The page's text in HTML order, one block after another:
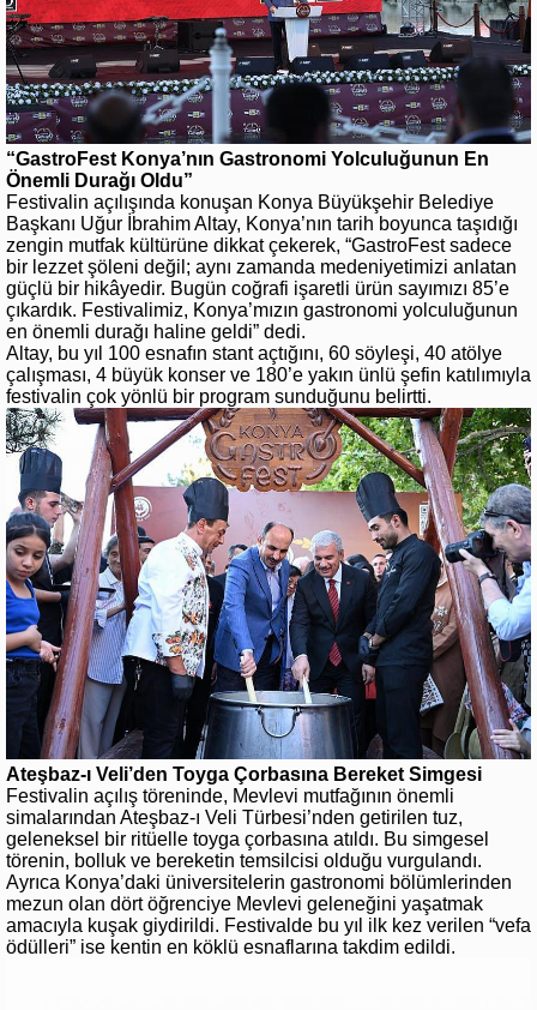
“GastroFest Konya’nın Gastronomi Yolculuğunun En
Önemli Durağı Oldu”
Festivalin açılışında konuşan Konya Büyükşehir Belediye
Başkanı Uğur İbrahim Altay, Konya’nın tarih boyunca taşıdığı
zengin mutfak kültürüne dikkat çekerek, “GastroFest sadece
bir lezzet şöleni değil; aynı zamanda medeniyetimizi anlatan
güçlü bir hikâyedir. Bugün coğrafi işaretli ürün sayımızı 85’e
çıkardık. Festivalimiz, Konya’mızın gastronomi yolculuğunun
en önemli durağı haline geldi” dedi.
Altay, bu yıl 100 esnafın stant açtığını, 60 söyleşi, 40 atölye
çalışması, 4 büyük konser ve 180’e yakın ünlü şefin katılımıyla
festivalin çok yönlü bir program sunduğunu belirtti.
Ateşbaz-ı Veli’den Toyga Çorbasına Bereket Simgesi
Festivalin açılış töreninde, Mevlevi mutfağının önemli
simalarından Ateşbaz-ı Veli Türbesi’nden getirilen tuz,
geleneksel bir ritüelle toyga çorbasına atıldı. Bu simgesel
törenin, bolluk ve bereketin temsilcisi olduğu vurgulandı.
Ayrıca Konya’daki üniversitelerin gastronomi bölümlerinden
mezun olan dört öğrenciye Mevlevi geleneğini yaşatmak
amacıyla kuşak giydirildi. Festivalde bu yıl ilk kez verilen “vefa
ödülleri” ise kentin en köklü esnaflarına takdim edildi.